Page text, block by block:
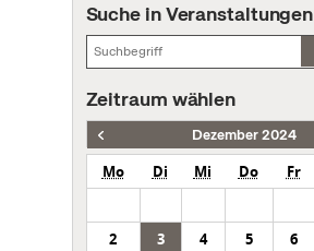
Suche in Veranstaltungen
Zeitraum wählen
Dezember 2024
Mo Di Mi Do Fr
2
3 4 5 6